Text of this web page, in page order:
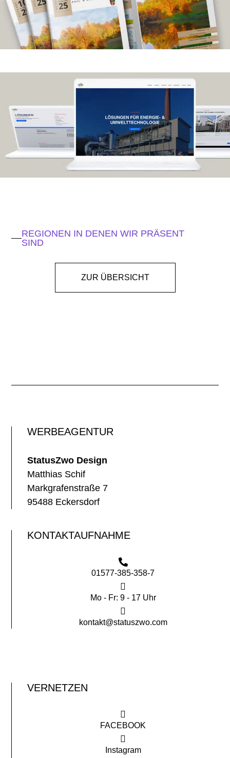
REGIONEN IN DENEN WIR PRÄSENT
SIND
ZUR ÜBERSICHT
WERBEAGENTUR
StatusZwo Design
Matthias Schif
Markgrafenstraße 7
95488 Eckersdorf
KONTAKTAUFNAHME
01577-385-358-7
Mo - Fr: 9 - 17 Uhr
kontakt@statuszwo.com
VERNETZEN
FACEBOOK
Instagram